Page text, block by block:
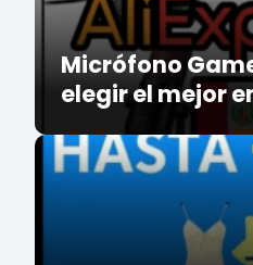
Micrófono
elegir el mejor